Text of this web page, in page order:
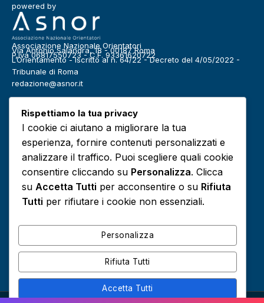
powered by
Associazione Nazionale Orientatori
Via Antonio Salandra, 18 - 00187 Roma
P.Iva 06817550723 - C.F. 93361620722
L’Orientamento - Iscritto al n. 64/22 - Decreto del 4/05/2022 -
Tribunale di Roma
redazione@asnor.it
Benessere Community
Europa Infografiche
Lavoro Media
Podcast
Rispettiamo la tua privacy
I cookie ci aiutano a migliorare la tua
esperienza, fornire contenuti personalizzati e
analizzare il traffico. Puoi scegliere quali cookie
consentire cliccando su Personalizza. Clicca
su Accetta Tutti per acconsentire o su Rifiuta
Tutti per rifiutare i cookie non essenziali.
Personalizza
Rifiuta Tutti
Accetta Tutti